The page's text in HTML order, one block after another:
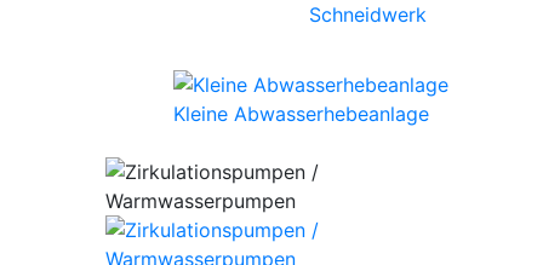
Schneidwerk
Kleine Abwasserhebeanlage